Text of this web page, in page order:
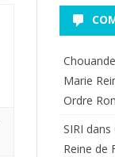
Marie
Ordre
SIRI dans
Reine de